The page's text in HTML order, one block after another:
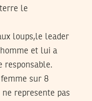
le
loups,le leader
et lui a
responsable.
sur 8
represente pas